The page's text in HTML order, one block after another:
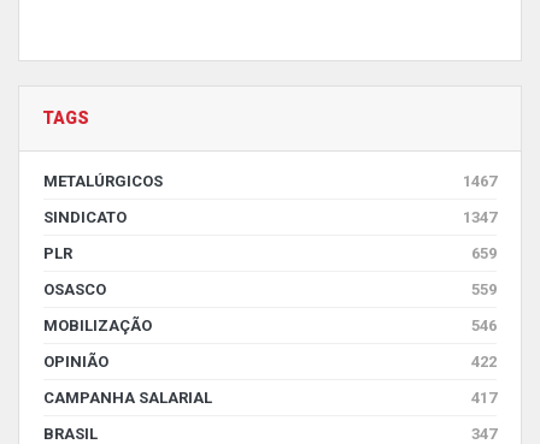
TAGS
METALÚRGICOS
1467
SINDICATO
1347
PLR
659
OSASCO
559
MOBILIZAÇÃO
546
OPINIÃO
422
CAMPANHA SALARIAL
417
BRASIL
347